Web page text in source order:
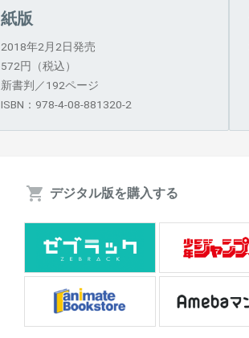
紙版
2018年2月2日発売
572円（税込）
新書判／192ページ
ISBN：978-4-08-881320-2
デジタル版を購入する